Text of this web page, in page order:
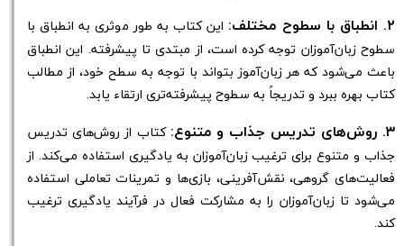
۲. انطباق با سطوح مختلف:
این کتاب به طور موثری به انطباق با
سطوح زبان‌آموزان توجه کرده است، از مبتدی تا پیشرفته. این انطباق
باعث می‌شود که هر زبان‌آموز بتواند با توجه به سطح خود، از مطالب
کتاب بهره ببرد و تدریجاً به سطوح پیشرفته‌تری ارتقاء یابد.
۳. روش‌های تدریس جذاب و متنوع:
کتاب از روش‌های تدریس
جذاب و متنوع برای ترغیب زبان‌آموزان به یادگیری استفاده می‌کند. از
فعالیت‌های گروهی، نقش‌آفرینی، بازی‌ها و تمرینات تعاملی استفاده
می‌شود تا زبان‌آموزان را به مشارکت فعال در فرآیند یادگیری ترغیب
کند.